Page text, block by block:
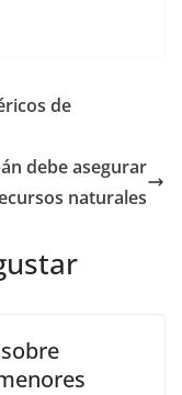
de
debe asegurar
naturales